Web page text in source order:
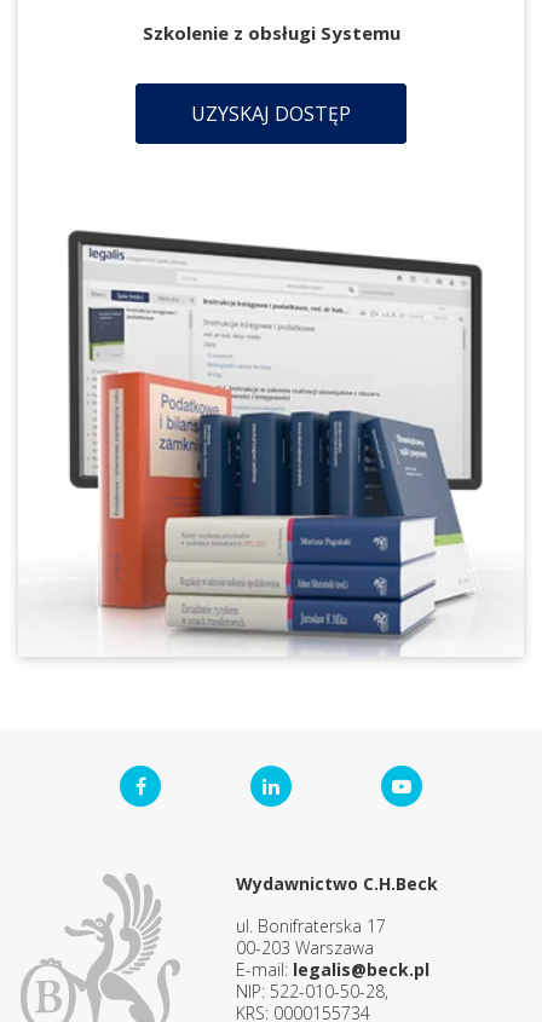
Szkolenie z obsługi Systemu
UZYSKAJ DOSTĘP
Wydawnictwo C.H.Beck
ul. Bonifraterska 17
00-203 Warszawa
E-mail: legalis@beck.pl
NIP: 522-010-50-28,
KRS: 0000155734